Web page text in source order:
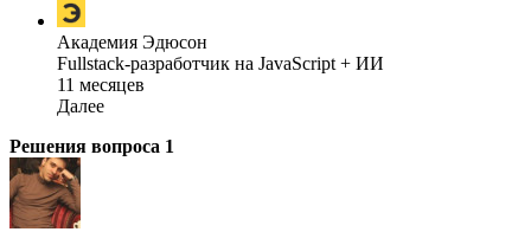
Академия Эдюсон
Fullstack-разработчик на JavaScript + ИИ
11 месяцев
Далее
Решения вопроса 1